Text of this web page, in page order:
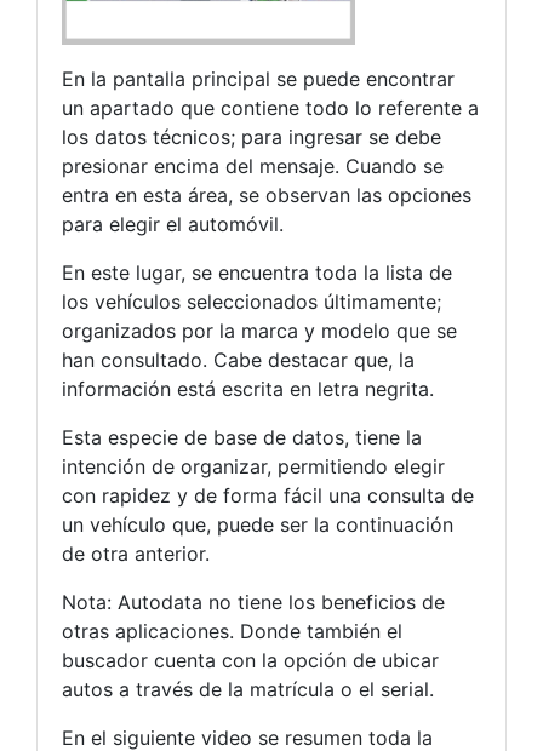
En la pantalla principal se puede encontrar
un apartado que contiene todo lo referente a
los datos técnicos; para ingresar se debe
presionar encima del mensaje. Cuando se
entra en esta área, se observan las opciones
para elegir el automóvil.
En este lugar, se encuentra toda la lista de
los vehículos seleccionados últimamente;
organizados por la marca y modelo que se
han consultado. Cabe destacar que, la
información está escrita en letra negrita.
Esta especie de base de datos, tiene la
intención de organizar, permitiendo elegir
con rapidez y de forma fácil una consulta de
un vehículo que, puede ser la continuación
de otra anterior.
Nota: Autodata no tiene los beneficios de
otras aplicaciones. Donde también el
buscador cuenta con la opción de ubicar
autos a través de la matrícula o el serial.
En el siguiente video se resumen toda la